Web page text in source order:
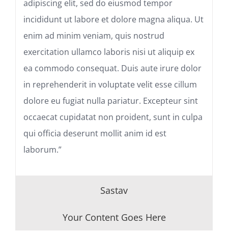
adipiscing elit, sed do eiusmod tempor
incididunt ut labore et dolore magna aliqua. Ut
enim ad minim veniam, quis nostrud
exercitation ullamco laboris nisi ut aliquip ex
ea commodo consequat. Duis aute irure dolor
in reprehenderit in voluptate velit esse cillum
dolore eu fugiat nulla pariatur. Excepteur sint
occaecat cupidatat non proident, sunt in culpa
qui officia deserunt mollit anim id est
laborum.”
Sastav
Your Content Goes Here